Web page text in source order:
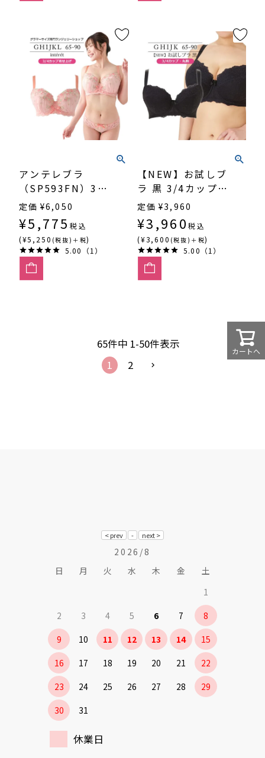
アンテレブラ
（SP593FN）3/4
カップ寄せ上げ
定価 ¥6,050
¥5,775 税込
(¥5,250 (税抜)＋税)
5.00（1）
【NEW】お試しブ
ラ 黒 3/4カップ・
丸胸（SP540）
定価 ¥3,960
¥3,960 税込
(¥3,600 (税抜)＋税)
5.00（1）
65件中 1-50件表示
1
2
カートへ
2026/8
日
月 火 水 木 金
土
1
2
3 4 5 6 7
8
9
10 11 12 13 14
15
16
17 18 19 20 21
22
23
24 25 26 27 28
29
30
31
休業日